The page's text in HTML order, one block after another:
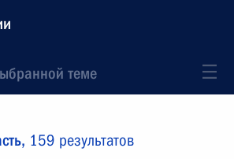
теме
159 результатов